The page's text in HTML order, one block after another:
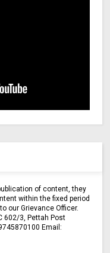
of content, they
within the fixed period
our Grievance Officer.
602/3, Pettah Post
Email: